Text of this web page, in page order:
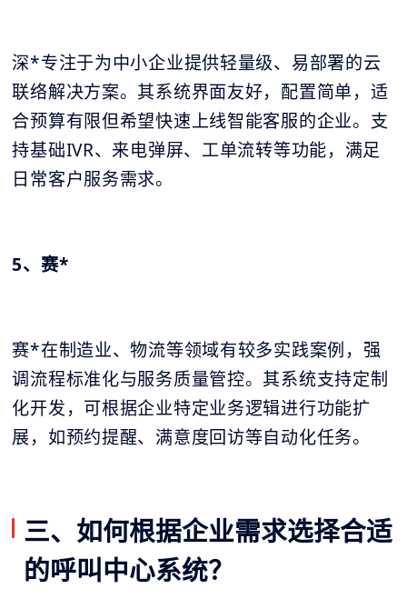
深*专注于为中小企业提供轻量级、易部署的云
联络解决方案。其系统界面友好，配置简单，适
合预算有限但希望快速上线智能客服的企业。支
持基础IVR、来电弹屏、工单流转等功能，满足
日常客户服务需求。
5、赛*
赛*在制造业、物流等领域有较多实践案例，强
调流程标准化与服务质量管控。其系统支持定制
化开发，可根据企业特定业务逻辑进行功能扩
展，如预约提醒、满意度回访等自动化任务。
三、如何根据企业需求选择合适
的呼叫中心系统？